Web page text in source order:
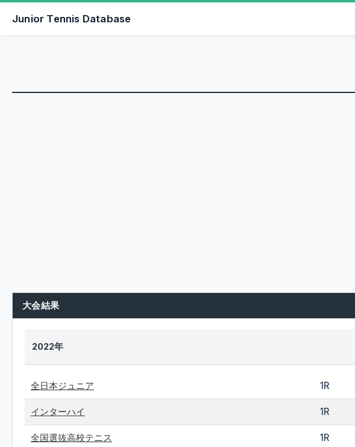
Junior Tennis Database
大会結果
2022年
全日本ジュニア 1R
インターハイ 1R
全国選抜高校テニス 1R